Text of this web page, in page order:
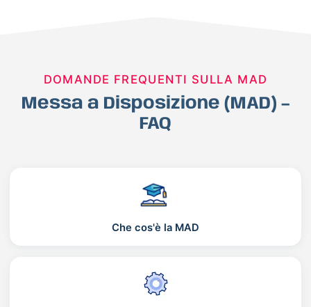
DOMANDE FREQUENTI SULLA MAD
Messa a Disposizione (MAD) –
FAQ
Che cos'è la MAD